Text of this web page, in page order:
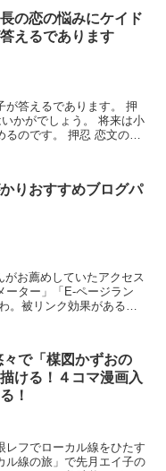
の恋の悩みにケイド
えるであります
答えるであります。 押
押忍 恋文の技
りおすすめブログパ
お薦めしていたアクセス
ーター」「E-ページラン
。被リンク効果があるん
々で「楳図かずおの
ける！４コマ漫画入
！
レフでローカル線をひたす
線の旅」で先月エイ子の